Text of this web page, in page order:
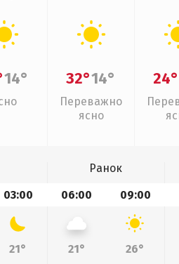
14° 32°14°
Переважно
ясно
24°
Ранок
03:00 06:00 09:00
21° 21° 26°